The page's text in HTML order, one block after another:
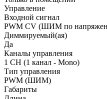
Управление
Входной сигнал
PWM СV (ШИМ по
Диммируемый(ая)
Да
Каналы управления
1 CH (1 канал - Mono)
Тип управления
PWM (ШИМ)
Габариты